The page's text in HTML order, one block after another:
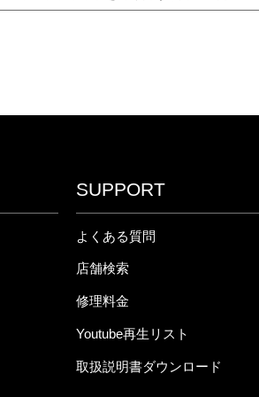
SUPPORT
よくある質問
店舗検索
修理料金
Youtube再生リスト
取扱説明書ダウンロード